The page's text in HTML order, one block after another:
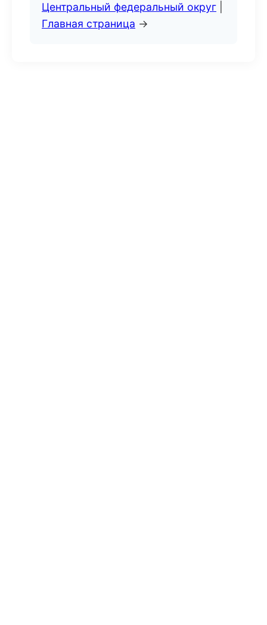
Центральный федеральный округ
Главная страница →